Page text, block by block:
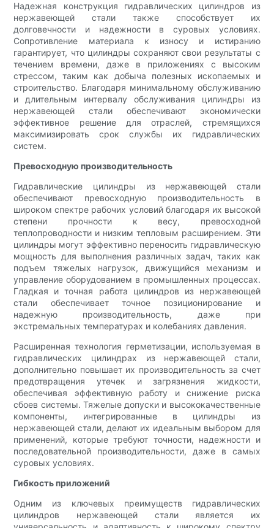
Надежная конструкция гидравлических цилиндров из
нержавеющей стали также способствует их
долговечности и надежности в суровых условиях.
Сопротивление материала к износу и истиранию
гарантирует, что цилиндры сохраняют свои результаты с
течением времени, даже в приложениях с высоким
стрессом, таким как добыча полезных ископаемых и
строительство. Благодаря минимальному обслуживанию
и длительным интервалу обслуживания цилиндры из
нержавеющей стали обеспечивают экономически
эффективное решение для отраслей, стремящихся
максимизировать срок службы их гидравлических
систем.
Превосходную производительность
Гидравлические цилиндры из нержавеющей стали
обеспечивают превосходную производительность в
широком спектре рабочих условий благодаря их высокой
степени прочности к весу, превосходной
теплопроводности и низким тепловым расширением. Эти
цилиндры могут эффективно переносить гидравлическую
мощность для выполнения различных задач, таких как
подъем тяжелых нагрузок, движущийся механизм и
управление оборудованием в промышленных процессах.
Гладкая и точная работа цилиндров из нержавеющей
стали обеспечивает точное позиционирование и
надежную производительность, даже при
экстремальных температурах и колебаниях давления.
Расширенная технология герметизации, используемая в
гидравлических цилиндрах из нержавеющей стали,
дополнительно повышает их производительность за счет
предотвращения утечек и загрязнения жидкости,
обеспечивая эффективную работу и снижение риска
сбоев системы. Тяжелые допуски и высококачественные
компоненты, интегрированные в цилиндры из
нержавеющей стали, делают их идеальным выбором для
применений, которые требуют точности, надежности и
последовательной производительности, даже в самых
суровых условиях.
Гибкость приложений
Одним из ключевых преимуществ гидравлических
цилиндров нержавеющей стали является их